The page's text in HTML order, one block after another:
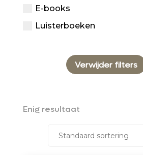
E-books
Luisterboeken
Verwijder filters
Enig resultaat